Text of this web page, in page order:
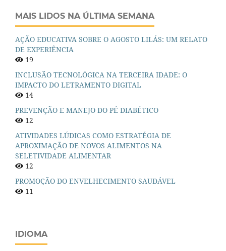
MAIS LIDOS NA ÚLTIMA SEMANA
AÇÃO EDUCATIVA SOBRE O AGOSTO LILÁS: UM RELATO
DE EXPERIÊNCIA
19
INCLUSÃO TECNOLÓGICA NA TERCEIRA IDADE: O
IMPACTO DO LETRAMENTO DIGITAL
14
PREVENÇÃO E MANEJO DO PÉ DIABÉTICO
12
ATIVIDADES LÚDICAS COMO ESTRATÉGIA DE
APROXIMAÇÃO DE NOVOS ALIMENTOS NA
SELETIVIDADE ALIMENTAR
12
PROMOÇÃO DO ENVELHECIMENTO SAUDÁVEL
11
IDIOMA